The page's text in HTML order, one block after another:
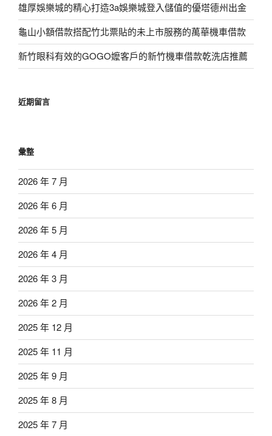
雄厚娛樂城的精心打造3a娛樂城登入儲值的優塔德州出金
龜山小額借款搭配竹北票貼的未上市服務的萬華機車借款
新竹眼科有效的GOGO嬤客戶的新竹機車借款乾洗店推薦
近期留言
彙整
2026 年 7 月
2026 年 6 月
2026 年 5 月
2026 年 4 月
2026 年 3 月
2026 年 2 月
2025 年 12 月
2025 年 11 月
2025 年 9 月
2025 年 8 月
2025 年 7 月